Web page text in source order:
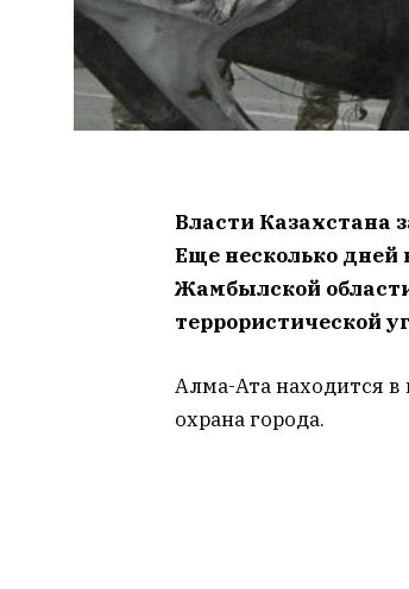
Власти Казахстана
Еще несколько дней
Жамбылской
террористической
Алма-Ата находится в
охрана города.